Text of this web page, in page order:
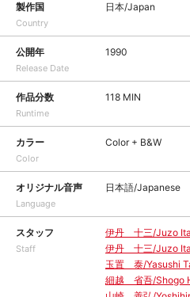
製作国
Country
日本/Japan
公開年
Release Date
1990
作品分数
Runtime
118 MIN
カラー
Color
Color + B&W
オリジナル音声
Language
日本語/Japanese
スタッフ
Staff
伊丹 十三/Juzo
伊丹 十三/Juzo
玉置 泰/Yasushi
細越 省吾/Shogo